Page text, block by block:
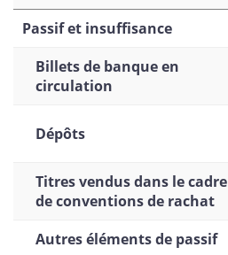
Passif et insuffisance
Billets de banque en
circulation
Dépôts
Titres vendus dans le cadre
de conventions de rachat
Autres éléments de passif